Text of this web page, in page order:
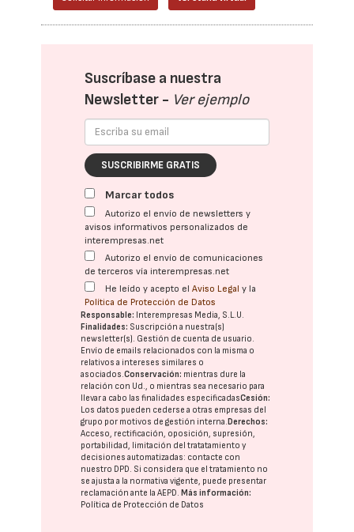
Suscríbase a nuestra
Newsletter - Ver ejemplo
SUSCRIBIRME GRATIS
Marcar todos
Autorizo el envío de newsletters y
avisos informativos personalizados de
interempresas.net
Autorizo el envío de comunicaciones
de terceros vía interempresas.net
He leído y acepto elAviso Legal y la
Política de Protección de Datos
Responsable: Interempresas Media, S.L.U.
Finalidades: Suscripción a nuestra(s)
newsletter(s). Gestión de cuenta de usuario.
Envío de emails relacionados con la misma o
relativos a intereses similares o
asociados.Conservación: mientras dure la
relación con Ud., o mientras sea necesario para
llevar a cabo las finalidades especificadasCesión:
Los datos pueden cederse a otras empresas del
grupo por motivos de gestión interna.Derechos:
Acceso, rectificación, oposición, supresión,
portabilidad, limitación del tratatamiento y
decisiones automatizadas: contacte con
nuestro DPD. Si considera que el tratamiento no
se ajusta a la normativa vigente, puede presentar
reclamación ante laAEPD.Más información:
Política de Protección de Datos